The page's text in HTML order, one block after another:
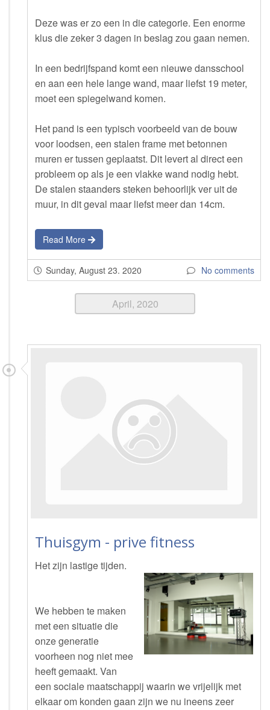
Deze was er zo een in die categorie. Een enorme
klus die zeker 3 dagen in beslag zou gaan nemen.
In een bedrijfspand komt een nieuwe dansschool
en aan een hele lange wand, maar liefst 19 meter,
moet een spiegelwand komen.
Het pand is een typisch voorbeeld van de bouw
voor loodsen, een stalen frame met betonnen
muren er tussen geplaatst. Dit levert al direct een
probleem op als je een vlakke wand nodig hebt.
De stalen staanders steken behoorlijk ver uit de
muur, in dit geval maar liefst meer dan 14cm.
Read More
Sunday, August 23. 2020 No comments
April, 2020
Thuisgym - prive fitness
Het zijn lastige tijden.
We hebben te maken
met een situatie die
onze generatie
voorheen nog niet mee
heeft gemaakt. Van
een sociale maatschappij waarin we vrijelijk met
elkaar om konden gaan zijn we nu ineens zeer